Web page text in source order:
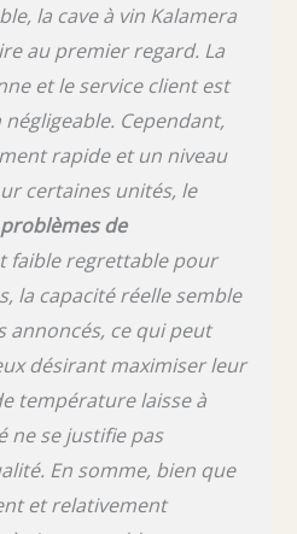
la cave à vin Kalamera
au premier regard. La
et le service client est
Cependant,
rapide et un niveau
certaines unités, le
problèmes de
faible regrettable pour
la capacité réelle semble
annoncés, ce qui peut
désirant maximiser leur
température laisse à
ne se justifie pas
En somme, bien que
et relativement